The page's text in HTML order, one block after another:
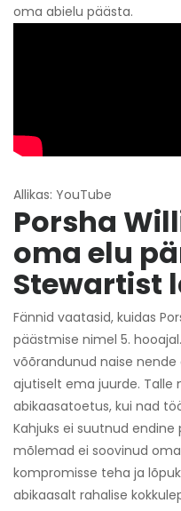
oma abielu päästa.
Allikas: YouTube
Porsha
oma elu
Stewartist
Fännid vaatasid, kuidas
päästmise nimel 5.
võõrandunud naise nende
ajutiselt ema juurde. Talle
abikaasatoetus, kui nad
Kahjuks ei suutnud
mõlemad ei soovinud
kompromisse teha ja
abikaasalt rahalise